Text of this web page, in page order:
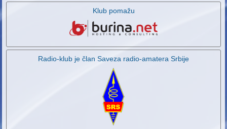
Klub pomažu
Radio-klub je član Saveza radio-amatera Srbije